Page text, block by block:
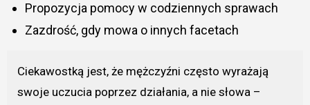
Propozycja pomocy w codziennych sprawach
Zazdrość, gdy mowa o innych facetach
Ciekawostką jest, że mężczyźni często wyrażają
swoje uczucia poprzez działania, a nie słowa –